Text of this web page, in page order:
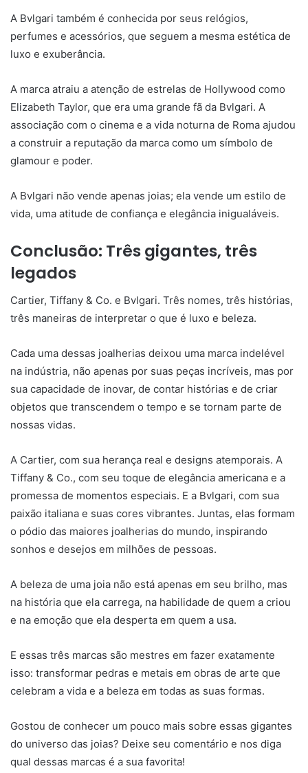
A Bvlgari também é conhecida por seus relógios,
perfumes e acessórios, que seguem a mesma estética de
luxo e exuberância.
A marca atraiu a atenção de estrelas de Hollywood como
Elizabeth Taylor, que era uma grande fã da Bvlgari. A
associação com o cinema e a vida noturna de Roma ajudou
a construir a reputação da marca como um símbolo de
glamour e poder.
A Bvlgari não vende apenas joias; ela vende um estilo de
vida, uma atitude de confiança e elegância inigualáveis.
Conclusão: Três gigantes, três
legados
Cartier, Tiffany & Co. e Bvlgari. Três nomes, três histórias,
três maneiras de interpretar o que é luxo e beleza.
Cada uma dessas joalherias deixou uma marca indelével
na indústria, não apenas por suas peças incríveis, mas por
sua capacidade de inovar, de contar histórias e de criar
objetos que transcendem o tempo e se tornam parte de
nossas vidas.
A Cartier, com sua herança real e designs atemporais. A
Tiffany & Co., com seu toque de elegância americana e a
promessa de momentos especiais. E a Bvlgari, com sua
paixão italiana e suas cores vibrantes. Juntas, elas formam
o pódio das maiores joalherias do mundo, inspirando
sonhos e desejos em milhões de pessoas.
A beleza de uma joia não está apenas em seu brilho, mas
na história que ela carrega, na habilidade de quem a criou
e na emoção que ela desperta em quem a usa.
E essas três marcas são mestres em fazer exatamente
isso: transformar pedras e metais em obras de arte que
celebram a vida e a beleza em todas as suas formas.
Gostou de conhecer um pouco mais sobre essas gigantes
do universo das joias? Deixe seu comentário e nos diga
qual dessas marcas é a sua favorita!